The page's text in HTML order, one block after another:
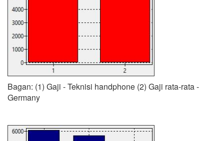
Bagan: (1) Gaji - Teknisi handphone (2) Gaji rata-rata -
Germany